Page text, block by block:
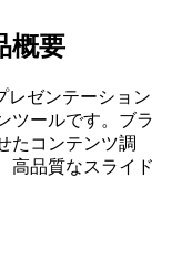
概要
レゼンテーション
ツールです。ブラ
たコンテンツ調
高品質なスライド